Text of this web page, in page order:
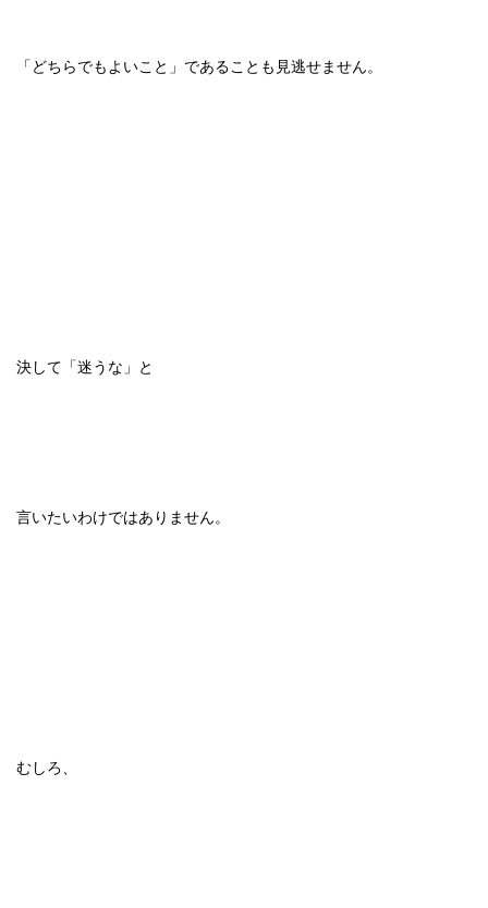
「どちらでもよいこと」であることも見逃せません。
決して「迷うな」と
言いたいわけではありません。
むしろ、